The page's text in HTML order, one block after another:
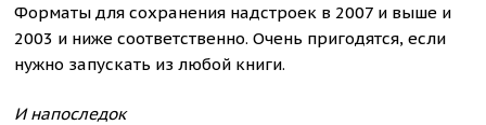
Форматы для cохранения надстроек в 2007 и выше и
2003 и ниже соответственно. Очень пригодятся, если
нужно запускать из любой книги.
И напоследок